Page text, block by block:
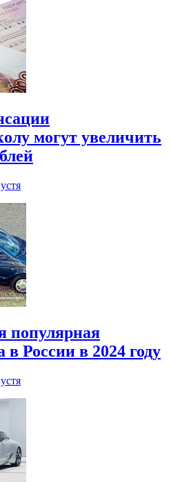
могут увеличить
популярная
России в 2024 году